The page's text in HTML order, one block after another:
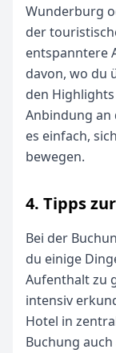
Wunderburg
der
entspanntere
davon, wo du
den
Anbindung
es einfach,
bewegen.
4. Tipps
Bei der
du einige
Aufenthalt zu
intensiv
Hotel in
Buchung